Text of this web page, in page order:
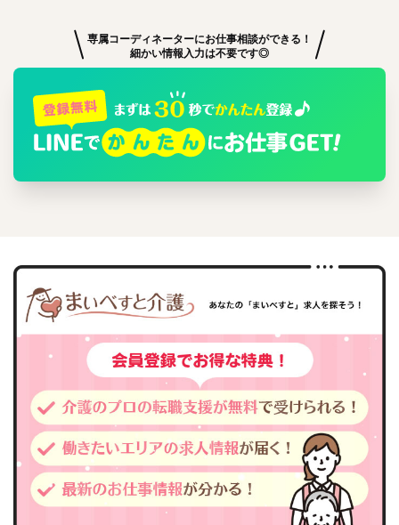
専属コーディネーターにお仕事相談ができる！
細かい情報入力は不要です◎